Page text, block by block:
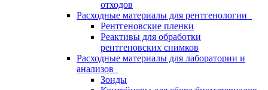
отходов
Расходные материалы для рентгенологии
Рентгеновские пленки
Реактивы для обработки
рентгеновских снимков
Расходные материалы для лаборатории и
анализов
Зонды